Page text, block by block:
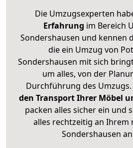
Die Umzugsexperten
Erfahrung im Bereich
Sondershausen und kennen
die ein Umzug von
Sondershausen mit sich
um alles, von der
Durchführung des Umzugs.
den Transport Ihrer Möbel
packen alles sicher ein und
alles rechtzeitig an Ihrem
Sondershausen